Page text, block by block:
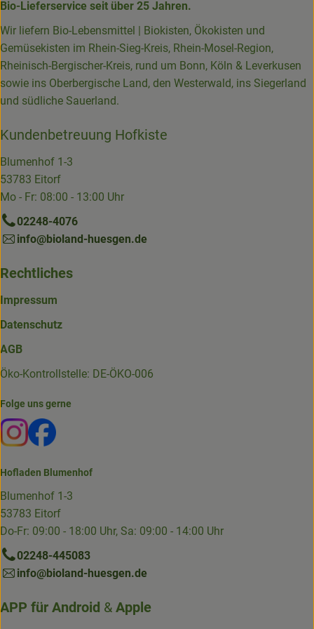
Bio-Lieferservice seit über 25 Jahren.
Wir liefern Bio-Lebensmittel | Biokisten, Ökokisten und
Gemüsekisten im Rhein-Sieg-Kreis, Rhein-Mosel-Region,
Rheinisch-Bergischer-Kreis, rund um Bonn, Köln & Leverkusen
sowie ins Oberbergische Land, den Westerwald, ins Siegerland
und südliche Sauerland.
Kundenbetreuung Hofkiste
Blumenhof 1-3
53783 Eitorf
Mo - Fr: 08:00 - 13:00 Uhr
02248-4076
info@bioland-huesgen.de
Rechtliches
Impressum
Datenschutz
AGB
Öko-Kontrollstelle: DE-ÖKO-006
Folge uns gerne
Externer Link zu https://www.instagram.com/die.hofkiste/
Externer Link zu https://www.facebook.com/p/Die-
Hofladen Blumenhof
Blumenhof 1-3
53783 Eitorf
Do-Fr: 09:00 - 18:00 Uhr, Sa: 09:00 - 14:00 Uhr
02248-445083
info@bioland-huesgen.de
APP für Android & Apple